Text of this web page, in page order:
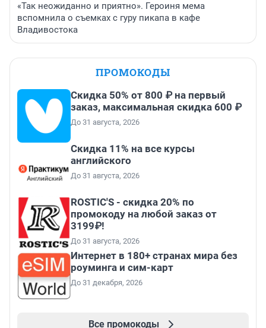
«Так неожиданно и приятно». Героиня мема
вспомнила о съемках с гуру пикапа в кафе
Владивостока
ПРОМОКОДЫ
Скидка 50% от 800 ₽ на первый
заказ, максимальная скидка 600 ₽
До 31 августа, 2026
Скидка 11% на все курсы
английского
До 31 августа, 2026
ROSTIC'S - скидка 20% по
промокоду на любой заказ от
3199₽!
До 31 августа, 2026
Интернет в 180+ странах мира без
роуминга и сим-карт
До 31 декабря, 2026
Все промокоды